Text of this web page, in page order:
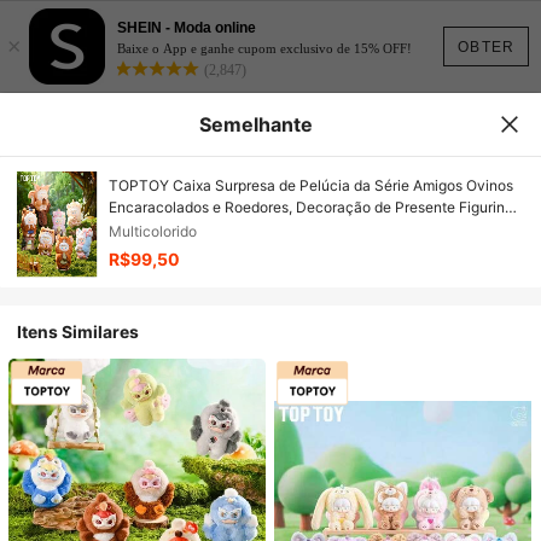
OBTER
×
SHEIN - Moda online
Baixe o App e ganhe cupom exclusivo de 15% OFF!
(2,847)
Semelhante
TOPTOY Caixa Surpresa de Pelúcia da Série Amigos Ovinos
Encaracolados e Roedores, Decoração de Presente Figurinha
Fofa de Castor
Multicolorido
R$99,50
Itens Similares